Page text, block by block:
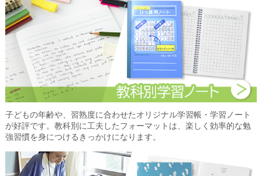
子どもの年齢や、習熟度に合わせたオリジナル学習帳・学習ノート
が好評です。教科別に工夫したフォーマットは、楽しく効率的な勉
強習慣を身につけるきっかけになります。